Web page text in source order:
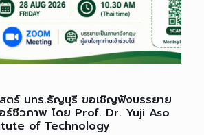
ตร์ มทร.ธัญบุรี ขอเชิญฟังบรรยาย
ร์ชีวภาพ โดย Prof. Dr. Yuji Aso
of Technology